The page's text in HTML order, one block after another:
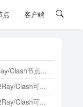
点 客户端
Clash节点...
Clash可...
Clash可...